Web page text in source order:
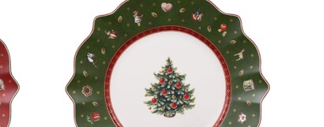
4
посуды для завтрака на 2 персоны
Toy's Delight Villeroy & Boch
в наличии